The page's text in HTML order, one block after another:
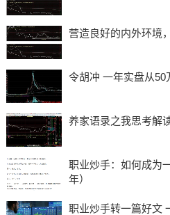
营造良好的内外环境
令胡冲 一年实盘从50
养家语录之我思考解
职业炒手：如何成为
年）
职业炒手转一篇好文